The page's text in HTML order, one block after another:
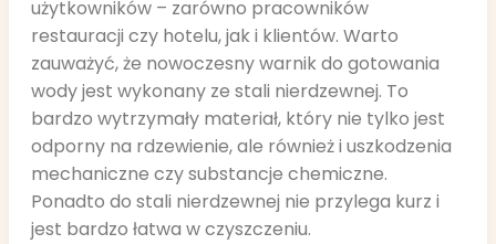
użytkowników – zarówno pracowników
restauracji czy hotelu, jak i klientów. Warto
zauważyć, że nowoczesny warnik do gotowania
wody jest wykonany ze stali nierdzewnej. To
bardzo wytrzymały materiał, który nie tylko jest
odporny na rdzewienie, ale również i uszkodzenia
mechaniczne czy substancje chemiczne.
Ponadto do stali nierdzewnej nie przylega kurz i
jest bardzo łatwa w czyszczeniu.